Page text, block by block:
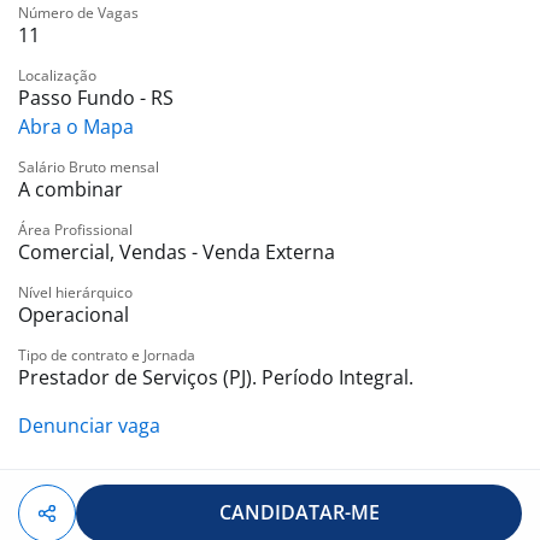
Trabalho 100% home office;
Horários flexíveis;
Contratação no modelo Pessoa Jurídica (PJ);
Treinamentos e suporte comercial contínuo;
Remuneração comissionada de acordo com a
produção realizada;
Oportunidade de crescimento e desenvolvimento
profissional.
Se você possui experiência em vendas e busca uma
de ganhos conforme seu desempenho, envie sua
Número de Vagas
11
Localização
Passo Fundo - RS
Abra o Mapa
Salário Bruto mensal
A combinar
Área Profissional
Comercial, Vendas - Venda Externa
Nível hierárquico
Operacional
Tipo de contrato e Jornada
Prestador de Serviços (PJ). Período Integral.
Denunciar vaga
CANDIDATAR-ME